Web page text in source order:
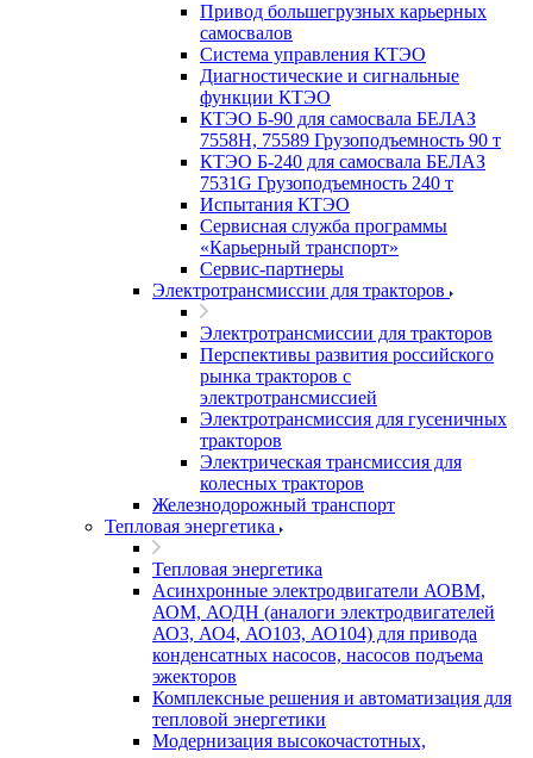
Привод большегрузных карьерных
самосвалов
Система управления КТЭО
Диагностические и сигнальные
функции КТЭО
КТЭО Б-90 для самосвала БЕЛАЗ
7558H, 75589 Грузоподъемность 90 т
КТЭО Б-240 для самосвала БЕЛАЗ
7531G Грузоподъемность 240 т
Испытания КТЭО
Сервисная служба программы
«Карьерный транспорт»
Сервис-партнеры
Электротрансмиссии для тракторов
Электротрансмиссии для тракторов
Перспективы развития российского
рынка тракторов с
электротрансмиссией
Электротрансмиссия для гусеничных
тракторов
Электрическая трансмиссия для
колесных тракторов
Железнодорожный транспорт
Тепловая энергетика
Тепловая энергетика
Асинхронные электродвигатели АОВМ,
АОМ, АОДН (аналоги электродвигателей
АО3, АО4, АО103, АО104) для привода
конденсатных насосов, насосов подъема
эжекторов
Комплексные решения и автоматизация для
тепловой энергетики
Модернизация высокочастотных,